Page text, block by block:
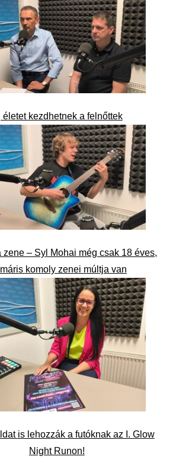
életet kezdhetnek a felnőttek
zene – Syl Mohai még csak 18 éves,
komoly zenei múltja van
is lehozzák a futóknak az I. Glow
Night Runon!